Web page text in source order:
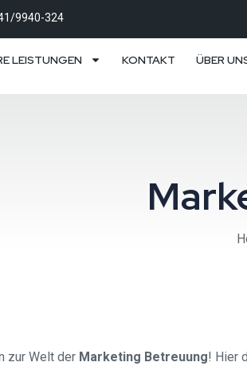
9940-324
LEISTUNGEN KONTAKT ÜBER
zur Welt der Marketing Betreuung! Hier